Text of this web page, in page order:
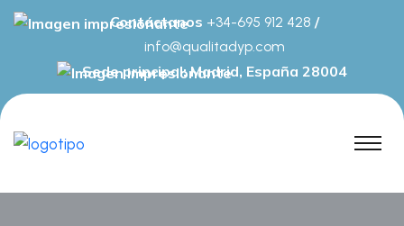
Contáctanos +34-695 912 428 /
info@qualitadyp.com
Sede principal: Madrid, España 28004